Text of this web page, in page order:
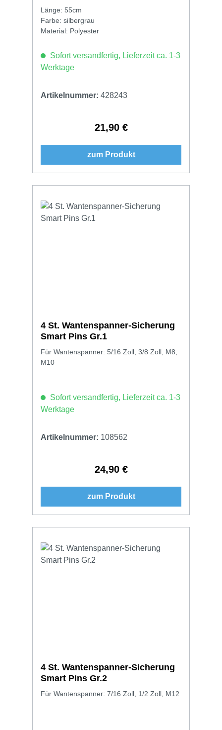
Länge: 55cm
Farbe: silbergrau
Material: Polyester
Sofort versandfertig, Lieferzeit ca. 1-3
Werktage
Artikelnummer: 428243
Regulärer Preis:
21,90 €
zum Produkt
4 St. Wantenspanner-Sicherung
Smart Pins Gr.1
Für Wantenspanner: 5/16 Zoll, 3/8 Zoll, M8,
M10
Sofort versandfertig, Lieferzeit ca. 1-3
Werktage
Artikelnummer: 108562
Regulärer Preis:
24,90 €
zum Produkt
4 St. Wantenspanner-Sicherung
Smart Pins Gr.2
Für Wantenspanner: 7/16 Zoll, 1/2 Zoll, M12